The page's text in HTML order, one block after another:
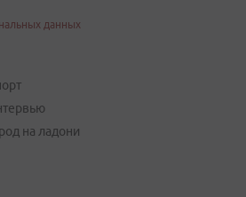
данных
на ладони